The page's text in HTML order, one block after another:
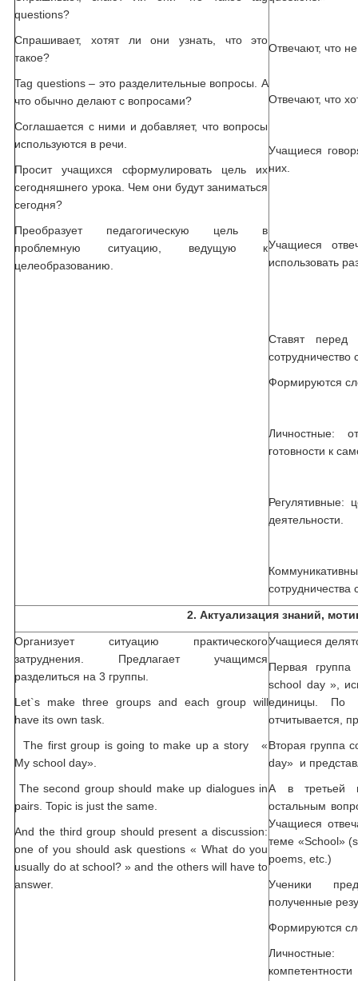
questions?
Спрашивает, хотят ли они узнать, что это
такое?
Tag questions – это разделительные вопросы. А
что обычно делают с вопросами?
Соглашается с ними и добавляет, что вопросы
используются в речи.
Просит учащихся сформулировать цель их
сегодняшнего урока. Чем они будут заниматься
сегодня?
Преобразует педагогическую цель в
проблемную ситуацию, ведущую к
целеобразованию.
Отвечают, что
Отвечают, что
Учащиеся
них.
Учащиеся
использовать
Ставят
Формируются
Личностные:
готовности к
Регулятивные:
деятельности.
сотрудничества
2. Актуализация знаний,
Организует ситуацию практического
затруднения. Предлагает учащимся
разделиться на 3 группы.
Let`s make three groups and each group will
have its own task.
The first group is going to make up a story «
My school day».
The second group should make up dialogues in
pairs. Topic is just the same.
And the third group should present a discussion:
one of you should ask questions « What do you
usually do at school? » and the others will have to
answer.
Учащиеся
Первая
school day »,
единицы. По
отчитывается,
Вторая группа
day» и
А в третьей
остальным
Учащиеся
теме «School»
poems, etc.)
Ученики
полученные
Формируются
Личностные: